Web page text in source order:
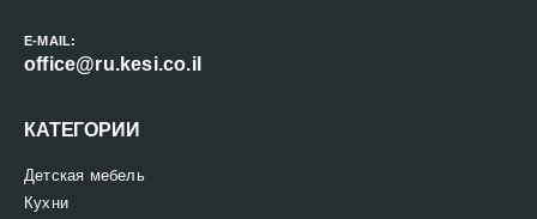
E-MAIL:
office@ru.kesi.co.il
КАТЕГОРИИ
Детская мебель
Кухни